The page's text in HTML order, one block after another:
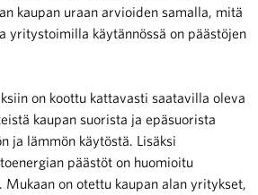
kaupan uraan arvioiden samalla, mitä
yritystoimilla käytännössä on päästöjen
on koottu kattavasti saatavilla oleva
kaupan suorista ja epäsuorista
ja lämmön käytöstä. Lisäksi
päästöt on huomioitu
on otettu kaupan alan yritykset,